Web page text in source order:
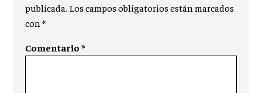
publicada. Los campos obligatorios están marcados
con*
Comentario*